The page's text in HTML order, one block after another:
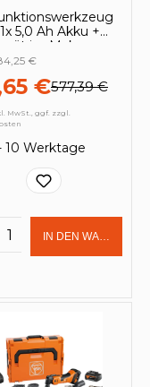
5,0 Ah Akku +
im Makpac
€577,39 €
€
MwSt., ggf. zzgl.
10 Werktage
Anzahl:
IN DEN